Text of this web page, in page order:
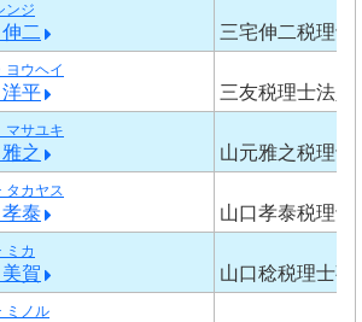
ンジ
二 三宅伸二税理士
ヨウヘイ
平 三友税理士法
マサユキ
之 山元雅之税理士
タカヤス
泰 山口孝泰税理士
ミカ
賀 山口稔税理士事
ミノル